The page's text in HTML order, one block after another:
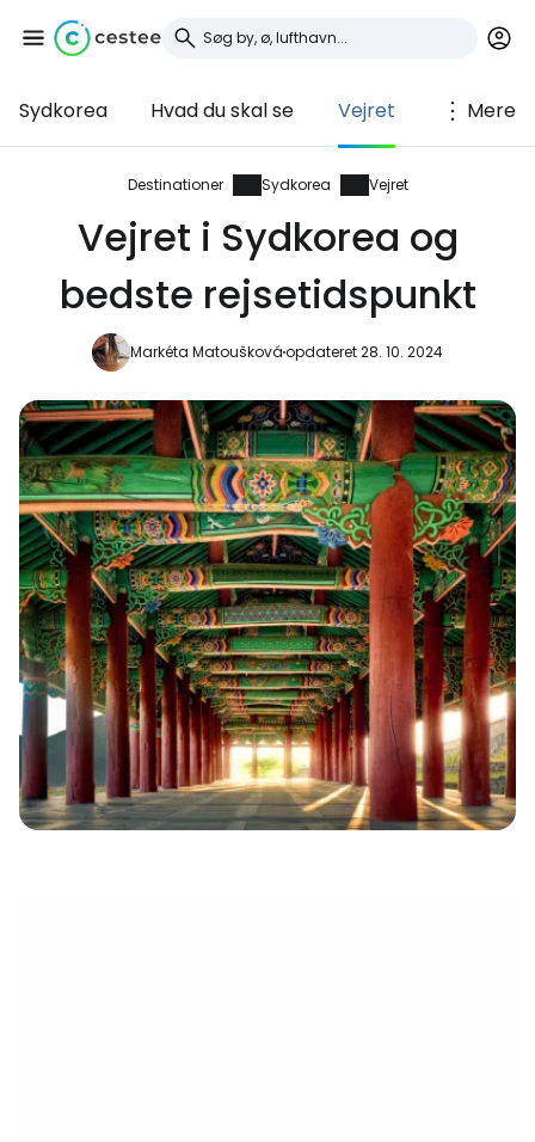
Sydkorea Hvad du skal se Vejret Mere
Destinationer Sydkorea Vejret
Vejret i Sydkorea og
bedste rejsetidspunkt
Markéta Matouškováopdateret 28. 10. 2024
Log ind på Cestee
... det verdensomspændende
rejsefællesskab
Fortsæt med Google
Fortsæt med e-mail